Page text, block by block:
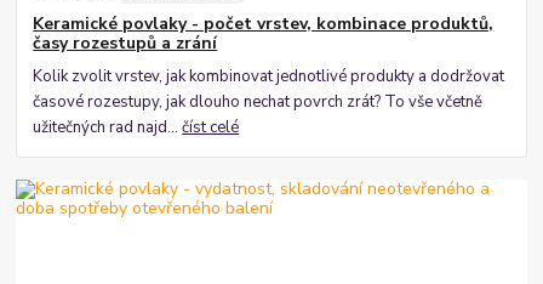
Keramické povlaky - počet vrstev, kombinace produktů,
časy rozestupů a zrání
Kolik zvolit vrstev, jak kombinovat jednotlivé produkty a dodržovat
časové rozestupy, jak dlouho nechat povrch zrát? To vše včetně
užitečných rad najd...číst celé